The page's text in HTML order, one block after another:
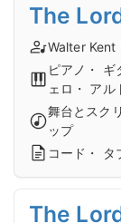
The
Walter Kent
ピアノ・ ギ
ェロ・ アル
舞台とスク
ップ
コード・ タ
The